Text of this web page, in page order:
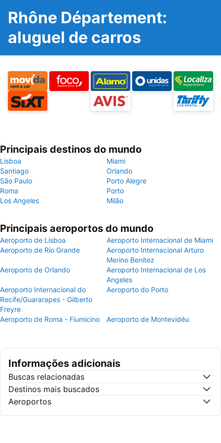
Rhône Département:
aluguel de carros
Principais destinos do mundo
Lisboa
Miami
Santiago
Orlando
São Paulo
Porto Alegre
Roma
Porto
Los Angeles
Milão
Principais aeroportos do mundo
Aeroporto de Lisboa
Aeroporto Internacional de Miami
Aeroporto de Rio Grande
Aeroporto Internacional Arturo
Merino Benítez
Aeroporto de Orlando
Aeroporto Internacional de Los
Angeles
Aeroporto Internacional do
Recife/Guararapes - Gilberto
Freyre
Aeroporto do Porto
Aeroporto de Roma - Fiumicino Aeroporto de Montevidéu
Informações adicionais
Buscas relacionadas
Destinos mais buscados
Aeroportos